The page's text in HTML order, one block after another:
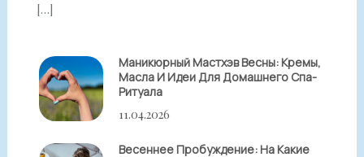
[…]
Маникюрный Мастхэв Весны: Кремы,
Масла И Идеи Для Домашнего Спа-
Ритуала
11.04.2026
Весеннее Пробуждение: На Какие